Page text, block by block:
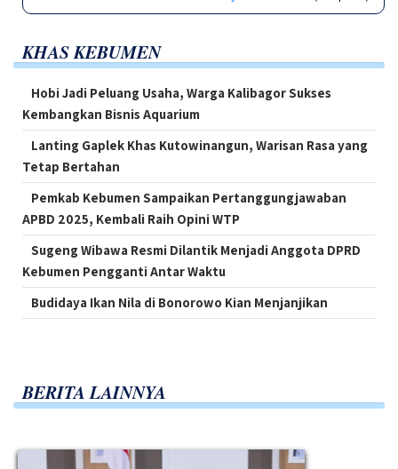
KHAS KEBUMEN
Hobi Jadi Peluang Usaha, Warga Kalibagor Sukses
Kembangkan Bisnis Aquarium
Lanting Gaplek Khas Kutowinangun, Warisan Rasa yang
Tetap Bertahan
Pemkab Kebumen Sampaikan Pertanggungjawaban
APBD 2025, Kembali Raih Opini WTP
Sugeng Wibawa Resmi Dilantik Menjadi Anggota DPRD
Kebumen Pengganti Antar Waktu
Budidaya Ikan Nila di Bonorowo Kian Menjanjikan
BERITA LAINNYA